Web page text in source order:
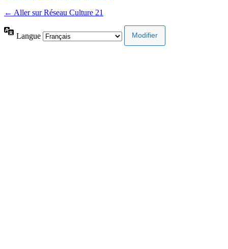
← Aller sur Réseau Culture 21
Langue